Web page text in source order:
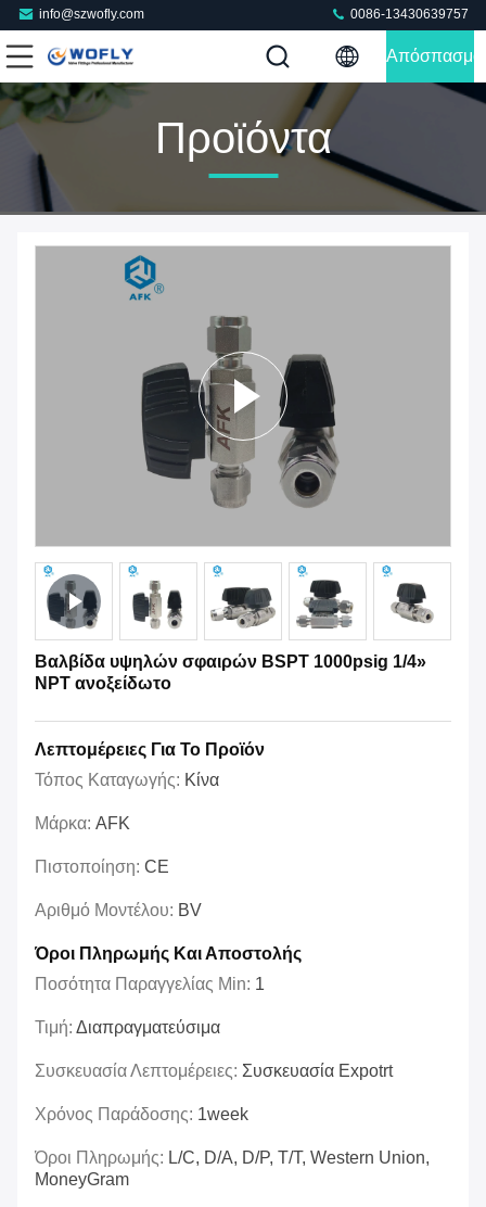
info@szwofly.com 0086-13430639757
Απόσπασμα
Προϊόντα
Βαλβίδα υψηλών σφαιρών BSPT 1000psig 1/4»
NPT ανοξείδωτο
Λεπτομέρειες Για Το Προϊόν
Τόπος Καταγωγής: Κίνα
Μάρκα: AFK
Πιστοποίηση: CE
Αριθμό Μοντέλου: BV
Όροι Πληρωμής Και Αποστολής
Ποσότητα Παραγγελίας Min: 1
Τιμή: Διαπραγματεύσιμα
Συσκευασία Λεπτομέρειες: Συσκευασία Expotrt
Χρόνος Παράδοσης: 1week
Όροι Πληρωμής: L/C, D/A, D/P, T/T, Western Union,
MoneyGram